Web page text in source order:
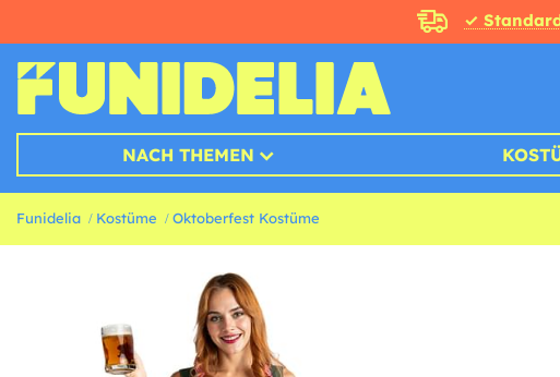
✓
NACH THEMEN
Funidelia Kostüme Oktoberfest Kostüme